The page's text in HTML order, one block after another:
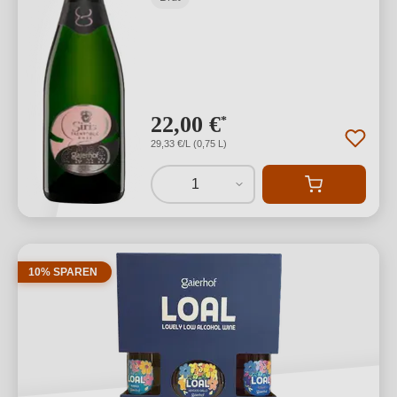
22,00 €*
29,33 €/L (0,75 L)
1
10% SPAREN